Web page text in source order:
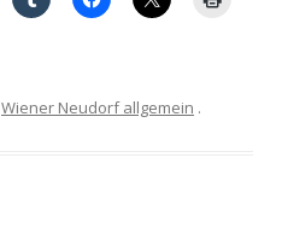
Wiener Neudorf allgemein .